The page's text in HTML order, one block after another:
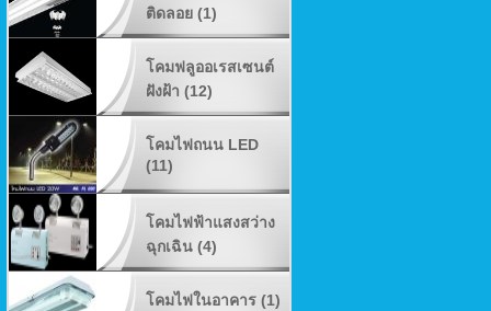
ติดลอย (1)
โคมฟลูออเรสเซนต์
ฝังฝ้า (12)
โคมไฟถนน LED
(11)
โคมไฟฟ้าแสงสว่าง
ฉุกเฉิน (4)
โคมไฟในอาคาร (1)